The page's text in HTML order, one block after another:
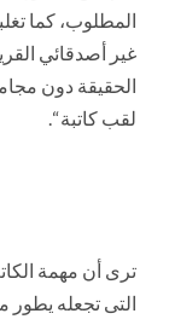
المطلوب، كما
غير أصدقائي
الحقيقة دون
لقب كاتبة “.
ترى أن مهمة
التى تجعله